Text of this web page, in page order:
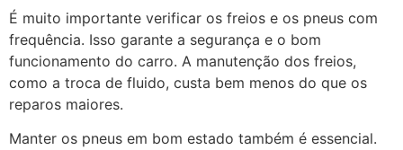
É muito importante verificar os freios e os pneus com
frequência. Isso garante a segurança e o bom
funcionamento do carro. A manutenção dos freios,
como a troca de fluido, custa bem menos do que os
reparos maiores.
Manter os pneus em bom estado também é essencial.